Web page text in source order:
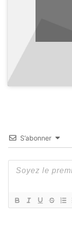
S’abonner